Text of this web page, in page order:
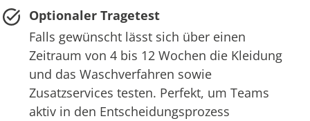
Optionaler Tragetest
Falls gewünscht lässt sich über einen
Zeitraum von 4 bis 12 Wochen die Kleidung
und das Waschverfahren sowie
Zusatzservices testen. Perfekt, um Teams
aktiv in den Entscheidungsprozess